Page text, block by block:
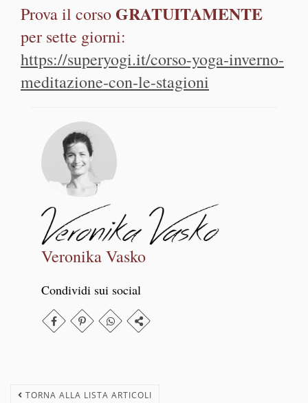
Prova il corso GRATUITAMENTE
per sette giorni:
https://superyogi.it/corso-yoga-inverno-
meditazione-con-le-stagioni
Veronika Vasko
Condividi sui social
TORNA ALLA LISTA ARTICOLI